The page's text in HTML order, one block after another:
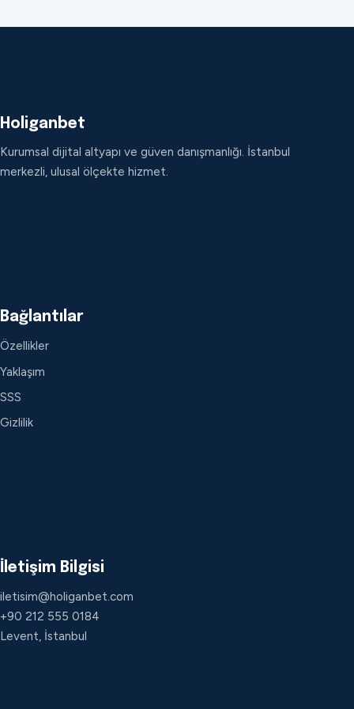
Holiganbet
Kurumsal dijital altyapı ve güven danışmanlığı. İstanbul
merkezli, ulusal ölçekte hizmet.
Bağlantılar
Özellikler
Yaklaşım
SSS
Gizlilik
İletişim Bilgisi
iletisim@holiganbet.com
+90 212 555 0184
Levent, İstanbul